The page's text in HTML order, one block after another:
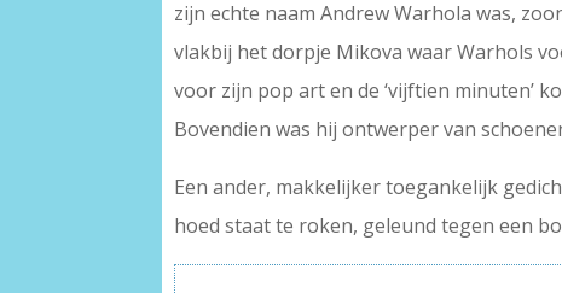
zijn echte naam Andrew Warhola was,
vlakbij het dorpje Mikova waar Warhols
voor zijn pop art en de ‘vijftien minuten’
Bovendien was hij ontwerper van
Een ander, makkelijker toegankelijk
hoed staat te roken, geleund tegen een